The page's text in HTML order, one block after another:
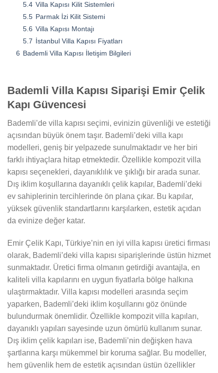
5.4 Villa Kapısı Kilit Sistemleri
5.5 Parmak İzi Kilit Sistemi
5.6 Villa Kapısı Montajı
5.7 İstanbul Villa Kapısı Fiyatları
6 Bademli Villa Kapısı İletişim Bilgileri
Bademli Villa Kapısı Siparişi Emir Çelik
Kapı Güvencesi
Bademli’de villa kapısı seçimi, evinizin güvenliği ve estetiği
açısından büyük önem taşır. Bademli’deki villa kapı
modelleri, geniş bir yelpazede sunulmaktadır ve her biri
farklı ihtiyaçlara hitap etmektedir. Özellikle kompozit villa
kapısı seçenekleri, dayanıklılık ve şıklığı bir arada sunar.
Dış iklim koşullarına dayanıklı çelik kapılar, Bademli’deki
ev sahiplerinin tercihlerinde ön plana çıkar. Bu kapılar,
yüksek güvenlik standartlarını karşılarken, estetik açıdan
da evinize değer katar.
Emir Çelik Kapı, Türkiye’nin en iyi villa kapısı üretici firması
olarak, Bademli’deki villa kapısı siparişlerinde üstün hizmet
sunmaktadır. Üretici firma olmanın getirdiği avantajla, en
kaliteli villa kapılarını en uygun fiyatlarla bölge halkına
ulaştırmaktadır. Villa kapısı modelleri arasında seçim
yaparken, Bademli’deki iklim koşullarını göz önünde
bulundurmak önemlidir. Özellikle kompozit villa kapıları,
dayanıklı yapıları sayesinde uzun ömürlü kullanım sunar.
Dış iklim çelik kapıları ise, Bademli’nin değişken hava
şartlarına karşı mükemmel bir koruma sağlar. Bu modeller,
hem güvenlik hem de estetik açısından üstün özellikler